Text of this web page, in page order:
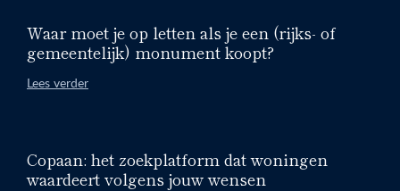
Waar moet je op letten als je een (rijks- of
gemeentelijk) monument koopt?
Lees verder
Copaan: het zoekplatform dat woningen
waardeert volgens jouw wensen